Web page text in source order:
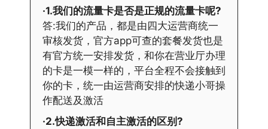
·1.我们的流量卡是否是正规的流量卡呢?
答:我们的产品，都是由四大运营商统一
审核发货，官方app可查的套餐发货也是
有官方统一安排发货，和你在营业厅办理
的卡是一模一样的，平台全程不会接触到
你的卡，统一由运营商安排的快递小哥操
作配送及激活
·2.快递激活和自主激活的区别?